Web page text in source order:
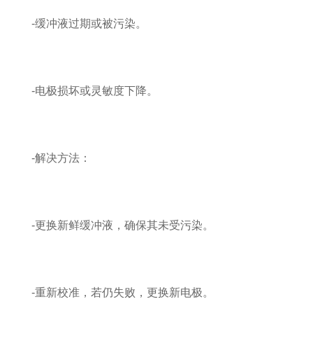
-缓冲液过期或被污染。
-电极损坏或灵敏度下降。
-解决方法：
-更换新鲜缓冲液，确保其未受污染。
-重新校准，若仍失败，更换新电极。